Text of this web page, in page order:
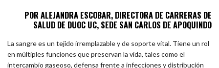
POR ALEJANDRA ESCOBAR, DIRECTORA DE CARRERAS DE
SALUD DE DUOC UC, SEDE SAN CARLOS DE APOQUINDO
La sangre es un tejido irremplazable y de soporte vital. Tiene un rol
en múltiples funciones que preservan la vida, tales como el
intercambio gaseoso, defensa frente a infecciones y distribución